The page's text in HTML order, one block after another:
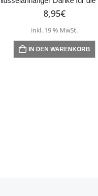
8,95€
inkl. 19 % MwSt.
IN DEN WARENKORB